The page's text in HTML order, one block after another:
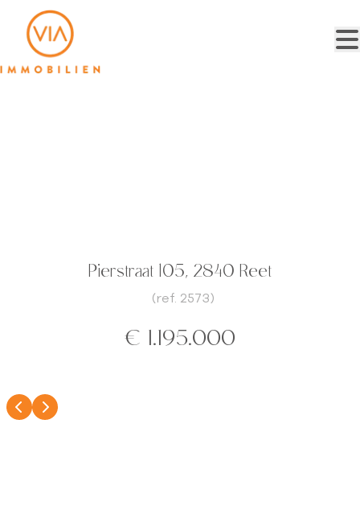
Ga naar hoofdinhoud
Pierstraat 105, 2840 Reet
(ref. 2573)
€ 1.195.000